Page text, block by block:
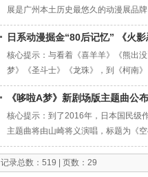
展是广州本土历史最悠久的动漫展品
漫展。
日系动漫掘金“80后记忆” 《火
核心提示：与看着《喜羊羊》《熊出
梦》《圣斗士》《龙珠》，到《柯南
《哆啦A梦》新剧场版主题曲公布
核心提示：到了2016年，日本国民级
主题曲将由山崎将义演唱，标题为《
记录总数：519 | 页数：29